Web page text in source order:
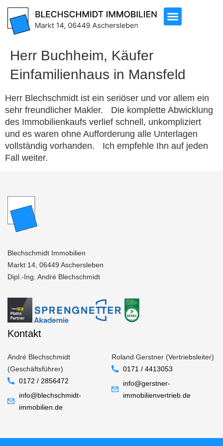
Herr Buchheim, Käufer
Einfamilienhaus in Mansfeld
Herr Blechschmidt ist ein seriöser und vor allem ein
sehr freundlicher Makler. Die komplette Abwicklung
des Immobilienkaufs verlief schnell, unkompliziert
und es waren ohne Aufforderung alle Unterlagen
vollständig vorhanden. Ich empfehle Ihn auf jeden
Fall weiter.
Blechschmidt Immobilien
Markt 14, 06449 Aschersleben
Dipl.-Ing. André Blechschmidt
Kontakt
André Blechschmidt
(Geschäftsführer)
0172 / 2856472
info@blechschmidt-
immobilien.de
Roland Gerstner (Vertriebsleiter)
0171 / 4413053
info@gerstner-
immobilienvertrieb.de